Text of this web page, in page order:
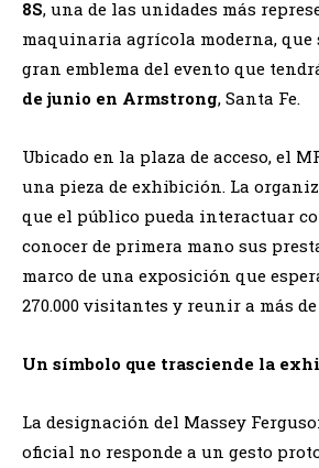
8S, una de las unidades más
maquinaria agrícola moderna, que
gran emblema del evento que
de junio en Armstrong, Santa Fe.
Ubicado en la plaza de acceso, el
una pieza de exhibición. La
que el público pueda interactuar
conocer de primera mano sus
marco de una exposición que
270.000 visitantes y reunir a más de
Un símbolo que trasciende la
La designación del Massey
oficial no responde a un gesto